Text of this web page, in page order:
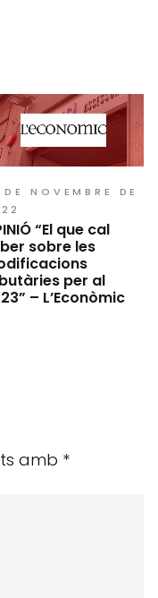
NOVEMBRE DE
“El que cal
sobre les
per al
– L’Econòmic
amb *